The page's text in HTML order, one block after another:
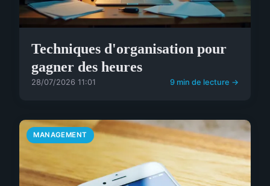
Techniques d'organisation pour
gagner des heures
28/07/2026 11:01 9 min de lecture →
MANAGEMENT